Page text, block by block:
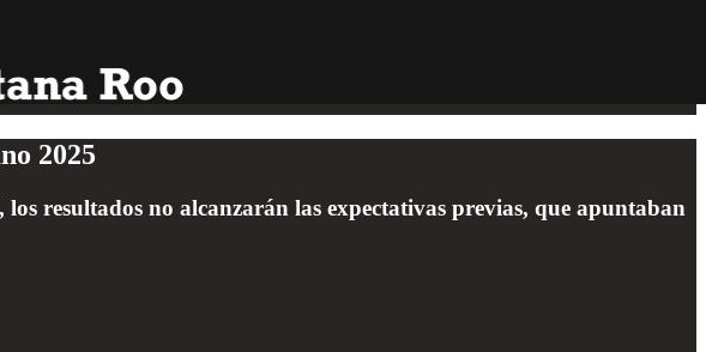
2025
los resultados no alcanzarán las expectativas previas, que apuntaban